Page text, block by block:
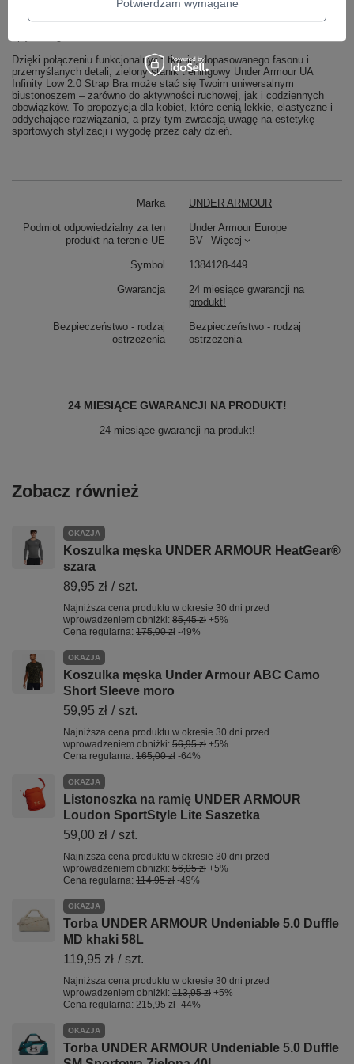
Niskie wsparcie i miękki materiał sprawiają, że będzie to również dobry
towarzysz spokojnych spacerów z psem, wycieczek za miasto czy dnia
Dzięki połączeniu funkcjonalnych tkanin, dopasowanego fasonu i
przemyślanych detali, zielony stanik treningowy Under Armour UA
Infinity Low 2.0 Strap Bra może stać się Twoim uniwersalnym
biustonoszem – zarówno do aktywności ruchowej, jak i codziennych
obowiązków. To propozycja dla kobiet, które cenią lekkie, elastyczne i
oddychające rozwiązania, a przy tym zwracają uwagę na estetykę
sportowych stylizacji i wygodę przez cały dzień.
Marka UNDER ARMOUR
Podmiot odpowiedzialny za ten
produkt na terenie UE
Under Armour Europe
BV
Więcej
Symbol 1384128-449
Gwarancja
24 miesiące gwarancji na
produkt!
Bezpieczeństwo - rodzaj
ostrzeżenia
Bezpieczeństwo - rodzaj
ostrzeżenia
24 MIESIĄCE GWARANCJI NA PRODUKT!
24 miesiące gwarancji na produkt!
Zobacz również
OKAZJA
Koszulka męska UNDER ARMOUR HeatGear®
szara
89,95 zł / szt.
Najniższa cena produktu w okresie 30 dni przed
wprowadzeniem obniżki: 85,45 zł +5%
Cena regularna: 175,00 zł -49%
OKAZJA
Koszulka męska Under Armour ABC Camo
Short Sleeve moro
59,95 zł / szt.
Najniższa cena produktu w okresie 30 dni przed
wprowadzeniem obniżki: 56,95 zł +5%
Cena regularna: 165,00 zł -64%
OKAZJA
Listonoszka na ramię UNDER ARMOUR
Loudon SportStyle Lite Saszetka
59,00 zł / szt.
Najniższa cena produktu w okresie 30 dni przed
wprowadzeniem obniżki: 56,05 zł +5%
Cena regularna: 114,95 zł -49%
OKAZJA
Torba UNDER ARMOUR Undeniable 5.0 Duffle
MD khaki 58L
119,95 zł / szt.
Najniższa cena produktu w okresie 30 dni przed
wprowadzeniem obniżki: 113,95 zł +5%
Cena regularna: 215,95 zł -44%
OKAZJA
Torba UNDER ARMOUR Undeniable 5.0 Duffle
Potwierdzam wymagane